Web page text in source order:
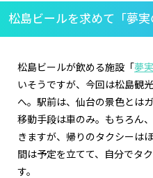
松島ビールを求めて「夢
松島ビールが飲める施設「夢
いそうですが、今回は松島観
へ。駅前は、仙台の景色とは
移動手段は車のみ。もちろん
きますが、帰りのタクシーは
間は予定を立てて、自分でタ
す。